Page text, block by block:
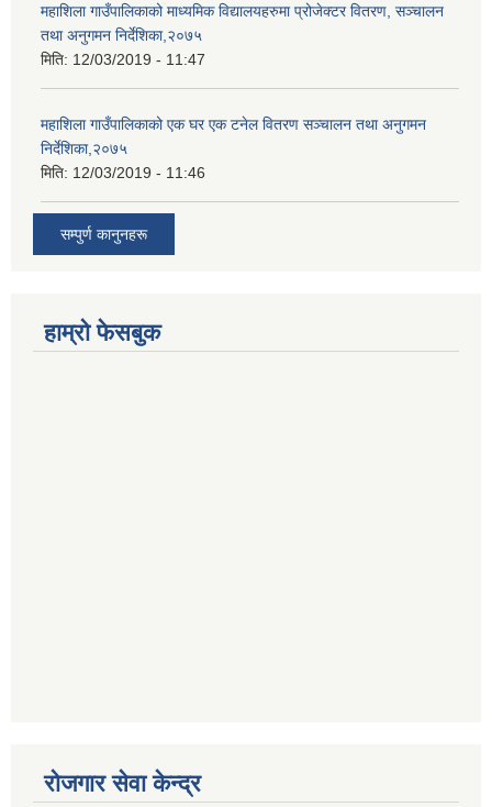
महाशिला गाउँपालिकाको माध्यमिक विद्यालयहरुमा प्रोजेक्टर वितरण, सञ्चालन
तथा अनुगमन निर्देशिका,२०७५
मिति: 12/03/2019 - 11:47
महाशिला गाउँपालिकाको एक घर एक टनेल वितरण सञ्चालन तथा अनुगमन
निर्देशिका,२०७५
मिति: 12/03/2019 - 11:46
सम्पुर्ण कानुनहरू
हाम्रो फेसबुक
रोजगार सेवा केन्द्र